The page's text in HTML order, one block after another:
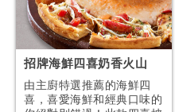
招牌海鮮四喜奶香火山
由主廚特選推薦的海鮮四
喜，喜愛海鮮和經典口味的